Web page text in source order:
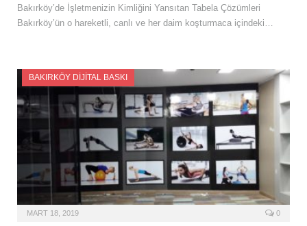
Bakırköy’de İşletmenizin Kimliğini Yansıtan Tabela Çözümleri
Bakırköy’ün o hareketli, canlı ve her daim koşturmaca içindeki…
BAKIRKÖY DIJITAL BASKI
MART 18, 2019 0